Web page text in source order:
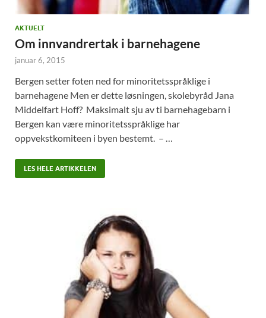
AKTUELT
Om innvandrertak i barnehagene
januar 6, 2015
Bergen setter foten ned for minoritetsspråklige i
barnehagene Men er dette løsningen, skolebyråd Jana
Middelfart Hoff? Maksimalt sju av ti barnehagebarn i
Bergen kan være minoritetsspråklige har
oppvekstkomiteen i byen bestemt. – …
LES HELE ARTIKKELEN